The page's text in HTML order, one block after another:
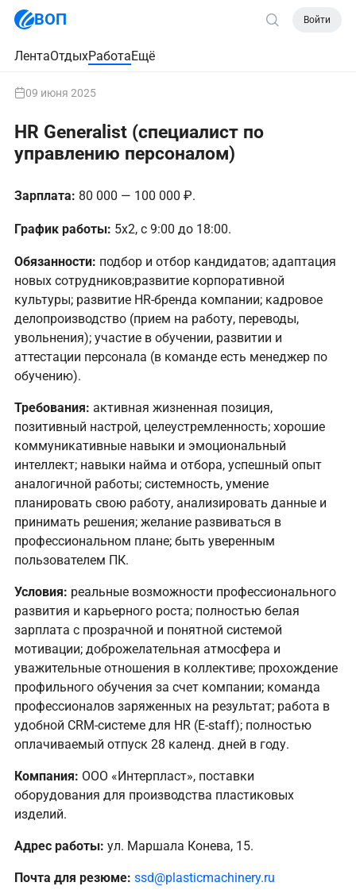
ВОП Войти
ЛентаОтдыхРаботаЕщё
09 июня 2025
HR Generalist (специалист по
управлению персоналом)
Зарплата: 80 000 — 100 000 ₽.
График работы: 5х2, с 9:00 до 18:00.
Обязанности: подбор и отбор кандидатов; адаптация
новых сотрудников;развитие корпоративной
культуры; развитие HR-бренда компании; кадровое
делопроизводство (прием на работу, переводы,
увольнения); участие в обучении, развитии и
аттестации персонала (в команде есть менеджер по
обучению).
Требования: активная жизненная позиция,
позитивный настрой, целеустремленность; хорошие
коммуникативные навыки и эмоциональный
интеллект; навыки найма и отбора, успешный опыт
аналогичной работы; системность, умение
планировать свою работу, анализировать данные и
принимать решения; желание развиваться в
профессиональном плане; быть уверенным
пользователем ПК.
Условия: реальные возможности профессионального
развития и карьерного роста; полностью белая
зарплата с прозрачной и понятной системой
мотивации; доброжелательная атмосфера и
уважительные отношения в коллективе; прохождение
профильного обучения за счет компании; команда
профессионалов заряженных на результат; работа в
удобной CRM-системе для HR (E-staff); полностью
оплачиваемый отпуск 28 календ. дней в году.
Компания: ООО «Интерпласт», поставки
оборудования для производства пластиковых
изделий.
Адрес работы: ул. Маршала Конева, 15.
Почта для резюме: ssd@plasticmachinery.ru